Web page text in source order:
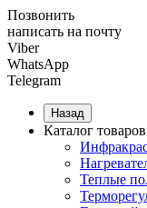
Позвонить
написать на почту
Viber
WhatsApp
Telegram
Назад
Каталог товаров
Теплые